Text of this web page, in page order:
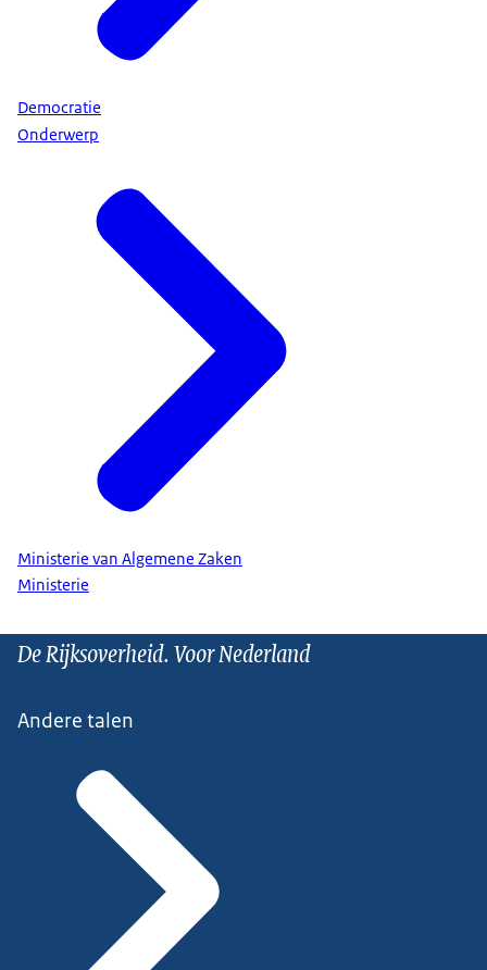
Democratie
Onderwerp
Ministerie van Algemene Zaken
Ministerie
De Rijksoverheid. Voor Nederland
Andere talen